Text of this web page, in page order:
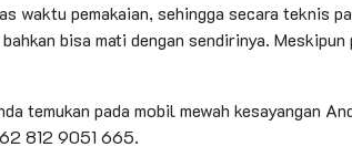
waktu pemakaian, sehingga secara teknis
bisa mati dengan sendirinya. Meskipun
temukan pada mobil mewah kesayangan
812 9051 665.